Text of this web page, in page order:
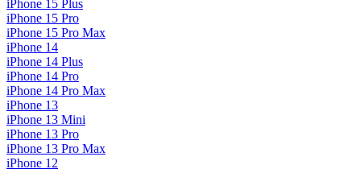
iPhone 15 Plus
iPhone 15 Pro
iPhone 15 Pro Max
iPhone 14
iPhone 14 Plus
iPhone 14 Pro
iPhone 14 Pro Max
iPhone 13
iPhone 13 Mini
iPhone 13 Pro
iPhone 13 Pro Max
iPhone 12